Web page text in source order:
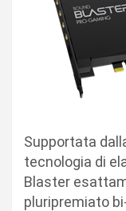
Supportata
tecnologia di
Blaster
pluripremiato